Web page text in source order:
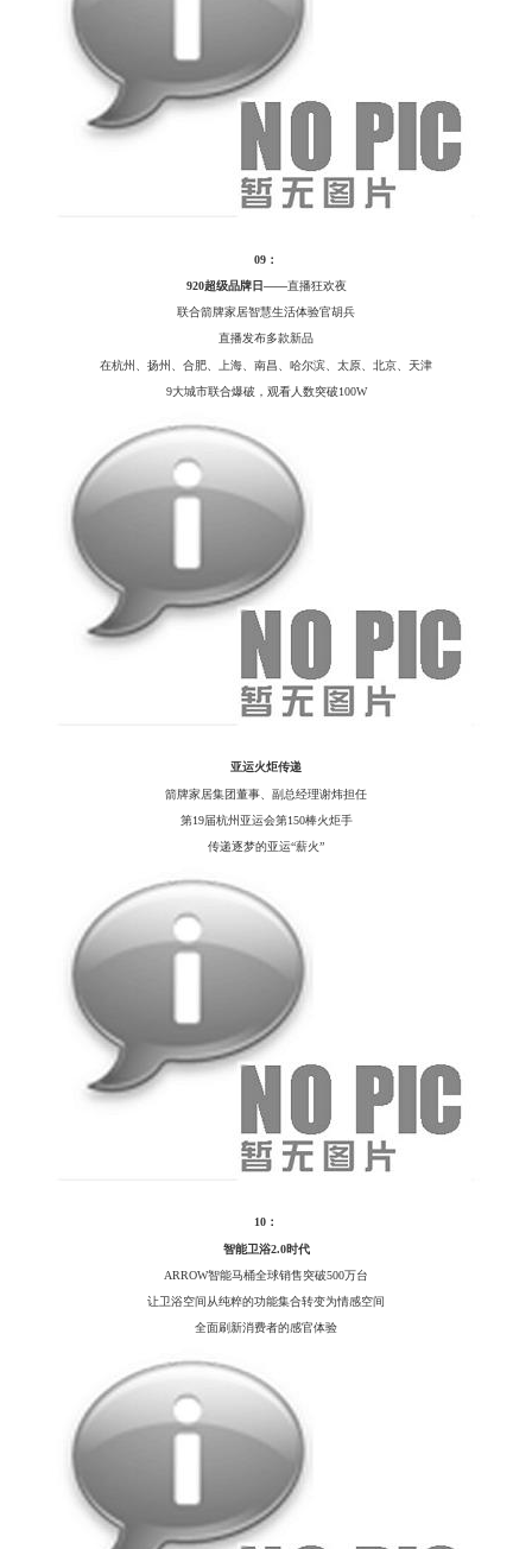
09：
920超级品牌日——直播狂欢夜
联合箭牌家居智慧生活体验官胡兵
直播发布多款新品
在杭州、扬州、合肥、上海、南昌、哈尔滨、太原、北京、天津
9大城市联合爆破，观看人数突破100W
亚运火炬传递
箭牌家居集团董事、副总经理谢炜担任
第19届杭州亚运会第150棒火炬手
传递逐梦的亚运“薪火”
10：
智能卫浴2.0时代
ARROW智能马桶全球销售突破500万台
让卫浴空间从纯粹的功能集合转变为情感空间
全面刷新消费者的感官体验